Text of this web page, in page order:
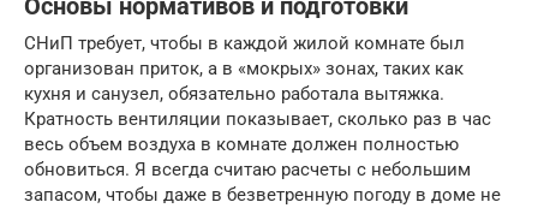
Основы нормативов и подготовки
СНиП требует, чтобы в каждой жилой комнате был
организован приток, а в «мокрых» зонах, таких как
кухня и санузел, обязательно работала вытяжка.
Кратность вентиляции показывает, сколько раз в час
весь объем воздуха в комнате должен полностью
обновиться. Я всегда считаю расчеты с небольшим
запасом, чтобы даже в безветренную погоду в доме не